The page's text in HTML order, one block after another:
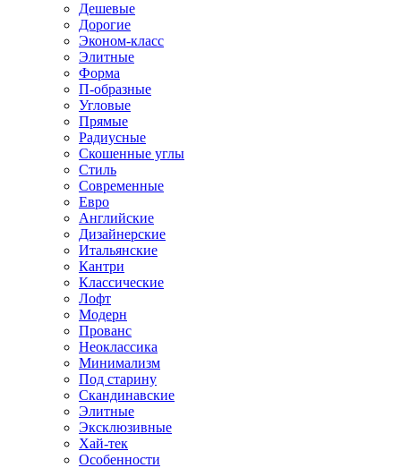
Дешевые
Дорогие
Эконом-класс
Элитные
Форма
П-образные
Угловые
Прямые
Радиусные
Скошенные углы
Стиль
Современные
Евро
Английские
Дизайнерские
Итальянские
Кантри
Классические
Лофт
Модерн
Прованс
Неоклассика
Минимализм
Под старину
Скандинавские
Элитные
Эксклюзивные
Хай-тек
Особенности